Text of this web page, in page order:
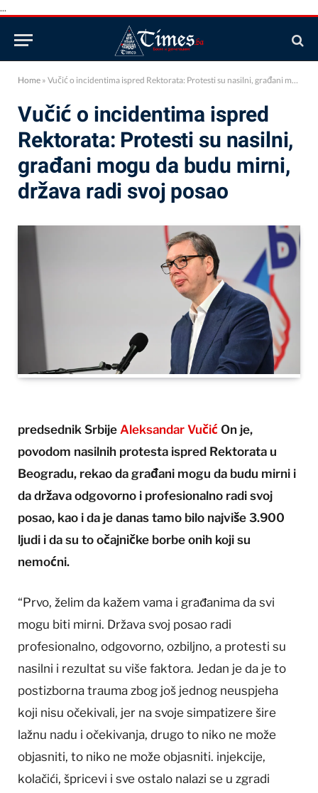
...
Home » Vučić o incidentima ispred Rektorata: Protesti su nasilni, građani mogu da budu mirni, država radi svoj posao
Vučić o incidentima ispred
Rektorata: Protesti su nasilni,
građani mogu da budu mirni,
država radi svoj posao
predsednik Srbije Aleksandar Vučić On je,
povodom nasilnih protesta ispred Rektorata u
Beogradu, rekao da građani mogu da budu mirni i
da država odgovorno i profesionalno radi svoj
posao, kao i da je danas tamo bilo najviše 3.900
ljudi i da su to očajničke borbe onih koji su
nemoćni.
“Prvo, želim da kažem vama i građanima da svi
mogu biti mirni. Država svoj posao radi
profesionalno, odgovorno, ozbiljno, a protesti su
nasilni i rezultat su više faktora. Jedan je da je to
postizborna trauma zbog još jednog neuspjeha
koji nisu očekivali, jer na svoje simpatizere šire
lažnu nadu i očekivanja, drugo to niko ne može
objasniti, to niko ne može objasniti. injekcije,
kolačići, špricevi i sve ostalo nalazi se u zgradi